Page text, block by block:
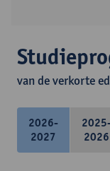
van de verkorte
2026-
2027
2026